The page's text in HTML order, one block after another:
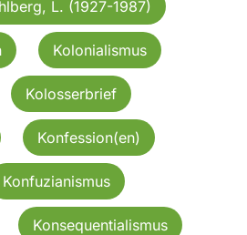
L. (1927-1987)
Kolonialismus
Kolosserbrief
Konfession(en)
Konfuzianismus
Konsequentialismus